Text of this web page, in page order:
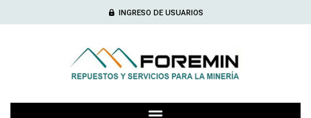
INGRESO DE USUARIOS